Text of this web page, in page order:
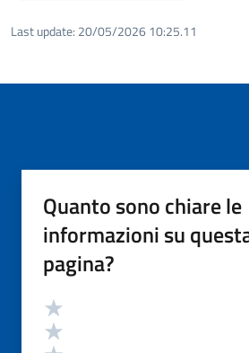
Last update: 20/05/2026 10:25.11
Quanto sono chiare le
informazioni su
pagina?
Valutazione